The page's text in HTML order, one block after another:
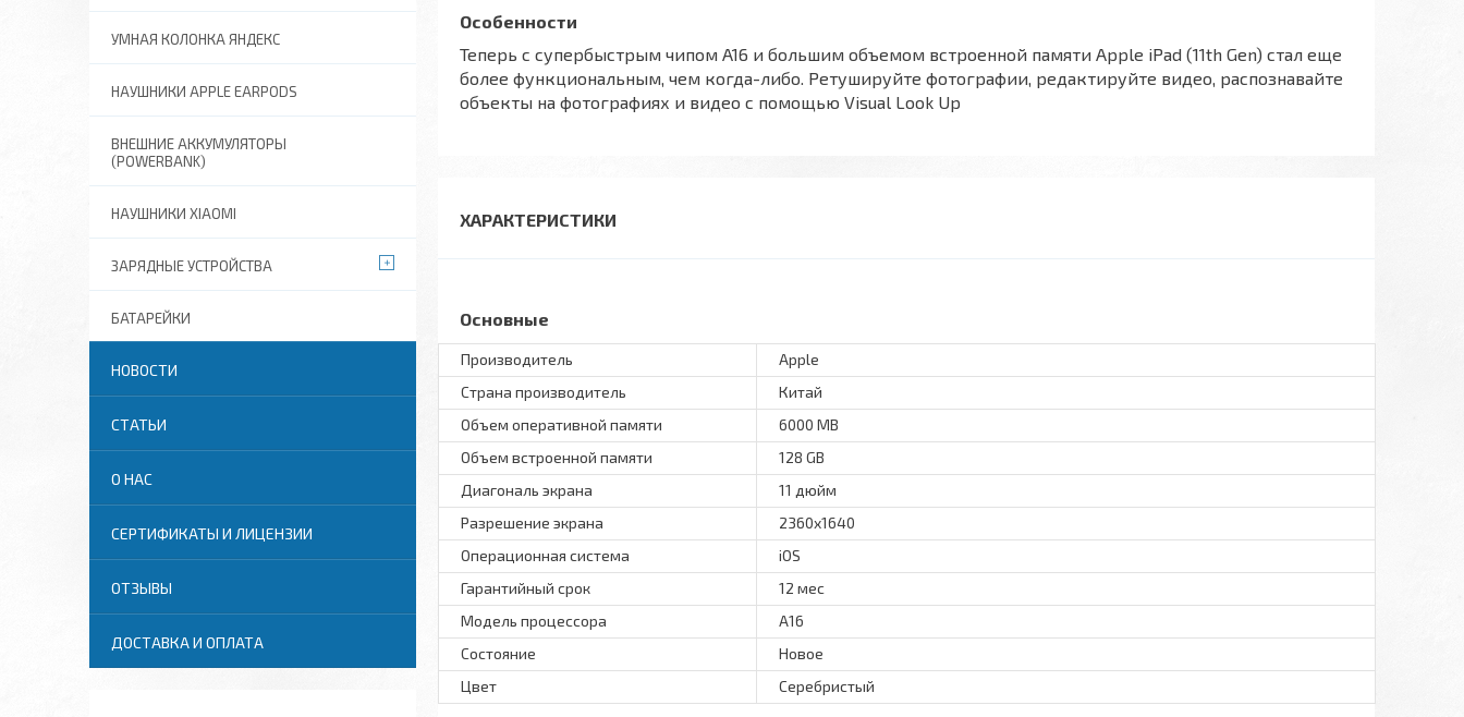
Особенности
Теперь с супербыстрым чипом A16 и большим объемом встроенной памяти Apple iPad (11th Gen) стал еще
более функциональным, чем когда-либо. Ретушируйте фотографии, редактируйте видео, распознавайте
объекты на фотографиях и видео с помощью Visual Look Up
ХАРАКТЕРИСТИКИ
Основные
Производитель
Apple
Страна производитель
Китай
Объем оперативной памяти
6000 MB
Объем встроенной памяти
128 GB
Диагональ экрана
11 дюйм
Разрешение экрана
2360x1640
Операционная система
iOS
Гарантийный срок
12 мес
Модель процессора
A16
Состояние
Новое
Цвет
Серебристый
УМНАЯ КОЛОНКА ЯНДЕКС
НАУШНИКИ APPLE EARPODS
ВНЕШНИЕ АККУМУЛЯТОРЫ
(POWERBANK)
НАУШНИКИ XIAOMI
ЗАРЯДНЫЕ УСТРОЙСТВА
БАТАРЕЙКИ
НОВОСТИ
СТАТЬИ
О НАС
СЕРТИФИКАТЫ И ЛИЦЕНЗИИ
ОТЗЫВЫ
ДОСТАВКА И ОПЛАТА